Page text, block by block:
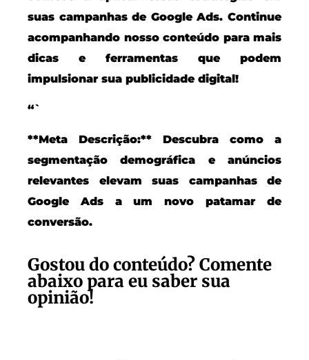
suas campanhas de Google Ads. Continue
acompanhando nosso conteúdo para mais
dicas e ferramentas que podem
impulsionar sua publicidade digital!
“`
**Meta Descrição:** Descubra como a
segmentação demográfica e anúncios
relevantes elevam suas campanhas de
Google Ads a um novo patamar de
conversão.
Gostou do conteúdo? Comente
abaixo para eu saber sua
opinião!